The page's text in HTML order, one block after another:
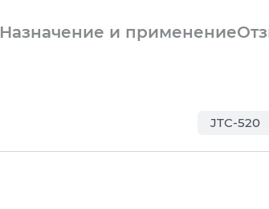
Назначение и применение
JTC-520